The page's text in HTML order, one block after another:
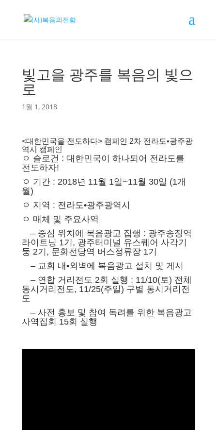
빛고을 광주를 복음의 빛으
로
1월 1, 2018
<대한민국을 전도하다> 캠페인 2차 전라도•광주광
역시 캠페인
ㅇ 슬로건 : 대한민국이 하나되어 전라도를
전도하자!
ㅇ 기간 : 2018년 11월 1일~11월 30일 (1개
월)
ㅇ 지역 : 전라도•광주광역시
ㅇ 매체 및 주요사역
– 중심 위치에 복음광고 집행 : 광주송정역
라이트닝 1기, 광주터미널 유스퀘어 사각기
둥 2기, 문화전당역 버스정류장 1기
– 교회 내•외벽에 복음광고 설치 및 게시
– 연합 거리전도 2회 실행 : 11/10(토) 전체
동시거리전도, 11/25(주일) 구별 동시거리전
도
– 사전 홍보 및 참여 독려를 위한 복음광고
사역집회 15회 실행